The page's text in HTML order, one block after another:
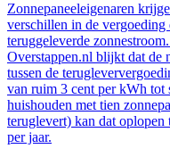
Zonnepaneeleigenaren
verschillen in de vergoeding
teruggeleverde
Overstappen.nl blijkt dat de
tussen de
van ruim 3 cent per kWh tot
huishouden met tien
teruglevert) kan dat
per jaar.